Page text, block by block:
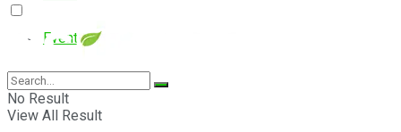
Event
E-Magazine
No Result
View All Result